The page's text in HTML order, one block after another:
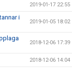
2019-01-17 22:55
i
2019-01-05 18:02
2018-12-06 17:39
2018-12-06 14:04